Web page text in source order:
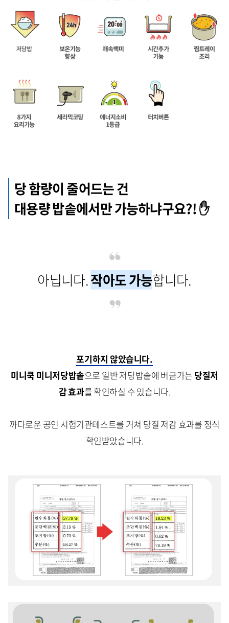
당 함량이 줄어드는 건
대용량 밥솥에서만 가능하냐구요?! ✋
아닙니다.작아도 가능합니다.
포기하지 않았습니다.
미니쿡 미니저당밥솥으로 일반 저당밥솥에 버금가는 당질저
감 효과를 확인하실 수 있습니다.
까다로운 공인 시험기관테스트를 거쳐 당질 저감 효과를 정식
확인받았습니다.